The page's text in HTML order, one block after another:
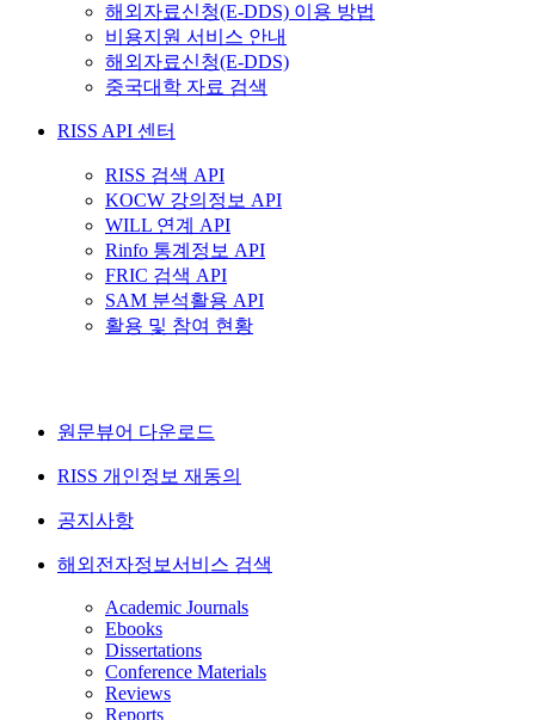
해외자료신청(E-DDS) 이용 방법
비용지원 서비스 안내
해외자료신청(E-DDS)
중국대학 자료 검색
RISS API 센터
RISS 검색 API
KOCW 강의정보 API
WILL 연계 API
Rinfo 통계정보 API
FRIC 검색 API
SAM 분석활용 API
활용 및 참여 현황
원문뷰어 다운로드
RISS 개인정보 재동의
공지사항
해외전자정보서비스 검색
Academic Journals
Ebooks
Dissertations
Conference Materials
Reviews
Reports